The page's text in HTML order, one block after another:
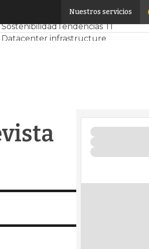
Nuestros servicios
Servidores CPD y MercadoProyectos
SostenibilidadTendencias TI
Datacenter infrastructure